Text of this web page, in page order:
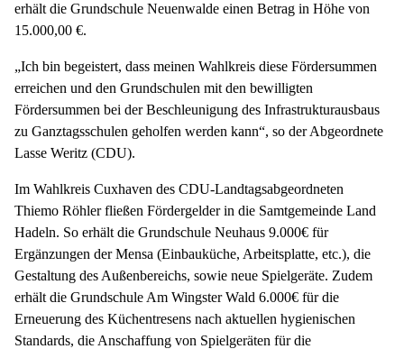
erhält die Grundschule Neuenwalde einen Betrag in Höhe von
15.000,00 €.
„Ich bin begeistert, dass meinen Wahlkreis diese Fördersummen
erreichen und den Grundschulen mit den bewilligten
Fördersummen bei der Beschleunigung des Infrastrukturausbaus
zu Ganztagsschulen geholfen werden kann“, so der Abgeordnete
Lasse Weritz (CDU).
Im Wahlkreis Cuxhaven des CDU-Landtagsabgeordneten
Thiemo Röhler fließen Fördergelder in die Samtgemeinde Land
Hadeln. So erhält die Grundschule Neuhaus 9.000€ für
Ergänzungen der Mensa (Einbauküche, Arbeitsplatte, etc.), die
Gestaltung des Außenbereichs, sowie neue Spielgeräte. Zudem
erhält die Grundschule Am Wingster Wald 6.000€ für die
Erneuerung des Küchentresens nach aktuellen hygienischen
Standards, die Anschaffung von Spielgeräten für die